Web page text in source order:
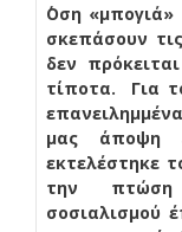
΄Οση
σκεπάσουν
δεν
τίποτα. Για
μας άποψη
εκτελέστηκε
την πτώση
σοσιαλισμού